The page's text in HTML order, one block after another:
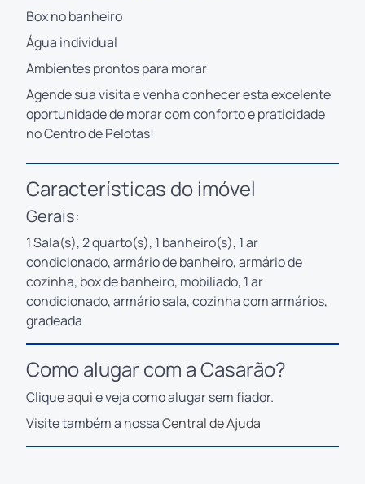
Box no banheiro
Água individual
Ambientes prontos para morar
Agende sua visita e venha conhecer esta excelente
oportunidade de morar com conforto e praticidade
no Centro de Pelotas!
Características do imóvel
Gerais:
1 Sala(s), 2 quarto(s), 1 banheiro(s), 1 ar
condicionado, armário de banheiro, armário de
cozinha, box de banheiro, mobiliado, 1 ar
condicionado, armário sala, cozinha com armários,
gradeada
Como alugar com a Casarão?
Cliqueaquie veja como alugar sem fiador.
Visite também a nossaCentral de Ajuda